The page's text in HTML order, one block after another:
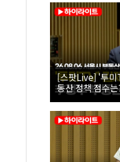
[스팟Live] '투미
동산 정책 점수
대토론회